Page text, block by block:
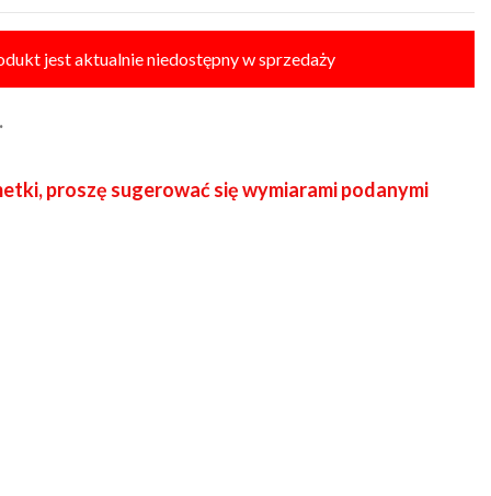
jest aktualnie niedostępny w sprzedaży
proszę sugerować się wymiarami podanymi